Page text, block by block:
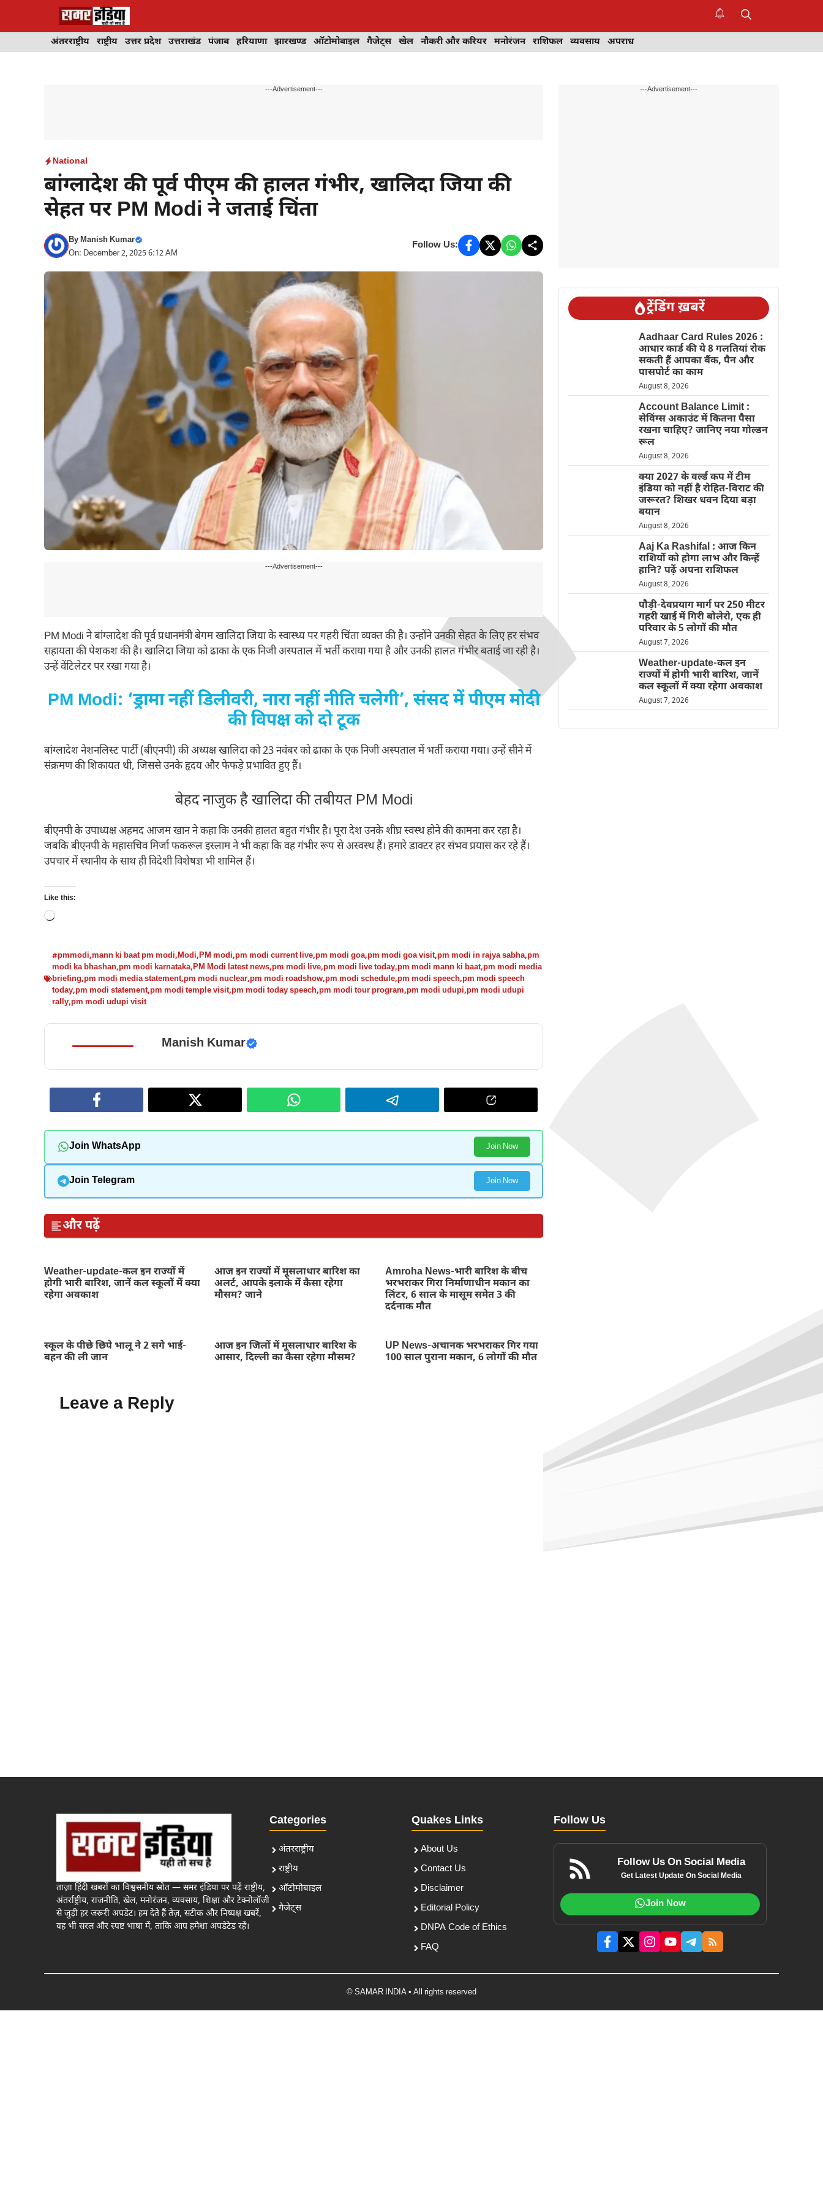
अंतरराष्ट्रीय राष्ट्रीय उत्तर प्रदेश उत्तराखंड पंजाब हरियाणा झारखण्ड ऑटोमोबाइल गैजेट्स खेल नौकरी और करियर मनोरंजन राशिफल व्यवसाय अपराध
---Advertisement---
National
बांग्लादेश की पूर्व पीएम की हालत गंभीर, खालिदा जिया की
सेहत पर PM Modi ने जताई चिंता
ByManish Kumar
On: December 2, 2025 6:12 AM
Follow Us:
---Advertisement---
PM Modi ने बांग्लादेश की पूर्व प्रधानमंत्री बेगम खालिदा जिया के स्वास्थ्य पर गहरी चिंता व्यक्त की है। उन्होंने उनकी सेहत के लिए हर संभव
सहायता की पेशकश की है। खालिदा जिया को ढाका के एक निजी अस्पताल में भर्ती कराया गया है और उनकी हालत गंभीर बताई जा रही है।
उन्हें वेंटिलेटर पर रखा गया है।
PM Modi: ‘ड्रामा नहीं डिलीवरी, नारा नहीं नीति चलेगी’, संसद में पीएम मोदी
की विपक्ष को दो टूक
बांग्लादेश नेशनलिस्ट पार्टी (बीएनपी) की अध्यक्ष खालिदा को 23 नवंबर को ढाका के एक निजी अस्पताल में भर्ती कराया गया। उन्हें सीने में
संक्रमण की शिकायत थी, जिससे उनके हृदय और फेफड़े प्रभावित हुए हैं।
बेहद नाजुक है खालिदा की तबीयत PM Modi
बीएनपी के उपाध्यक्ष अहमद आजम खान ने कहा कि उनकी हालत बहुत गंभीर है। पूरा देश उनके शीघ्र स्वस्थ होने की कामना कर रहा है।
जबकि बीएनपी के महासचिव मिर्जा फकरूल इस्लाम ने भी कहा कि वह गंभीर रूप से अस्वस्थ हैं। हमारे डाक्टर हर संभव प्रयास कर रहे हैं।
उपचार में स्थानीय के साथ ही विदेशी विशेषज्ञ भी शामिल हैं।
Like this:
Loading…
#pmmodi,mann ki baat pm modi,Modi,PM modi,pm modi current live,pm modi goa,pm modi goa visit,pm modi in rajya sabha,pm
modi ka bhashan,pm modi karnataka,PM Modi latest news,pm modi live,pm modi live today,pm modi mann ki baat,pm modi media
briefing,pm modi media statement,pm modi nuclear,pm modi roadshow,pm modi schedule,pm modi speech,pm modi speech
today,pm modi statement,pm modi temple visit,pm modi today speech,pm modi tour program,pm modi udupi,pm modi udupi
rally,pm modi udupi visit
Manish Kumar
Join WhatsApp Join Now
Join Telegram Join Now
और पढ़ें
Weather-update-कल इन राज्यों में
होगी भारी बारिश, जानें कल स्कूलों में क्या
रहेगा अवकाश
आज इन राज्यों में मूसलाधार बारिश का
अलर्ट, आपके इलाके में कैसा रहेगा
मौसम? जाने
Amroha News-भारी बारिश के बीच
भरभराकर गिरा निर्माणाधीन मकान का
लिंटर, 6 साल के मासूम समेत 3 की
दर्दनाक मौत
स्कूल के पीछे छिपे भालू ने 2 सगे भाई-
बहन की ली जान
आज इन जिलों में मूसलाधार बारिश के
आसार, दिल्ली का कैसा रहेगा मौसम?
UP News-अचानक भरभराकर गिर गया
100 साल पुराना मकान, 6 लोगों की मौत
Leave a Reply
---Advertisement---
ट्रेंडिंग ख़बरें
Aadhaar Card Rules 2026 :
आधार कार्ड की ये 8 गलतियां रोक
सकती हैं आपका बैंक, पैन और
पासपोर्ट का काम
August 8, 2026
Account Balance Limit :
सेविंग्स अकाउंट में कितना पैसा
रखना चाहिए? जानिए नया गोल्डन
रूल
August 8, 2026
क्या 2027 के वर्ल्ड कप में टीम
इंडिया को नहीं है रोहित-विराट की
जरूरत? शिखर धवन दिया बड़ा
बयान
August 8, 2026
Aaj Ka Rashifal : आज किन
राशियों को होगा लाभ और किन्हें
हानि? पढ़ें अपना राशिफल
August 8, 2026
पौड़ी-देवप्रयाग मार्ग पर 250 मीटर
गहरी खाई में गिरी बोलेरो, एक ही
परिवार के 5 लोगों की मौत
August 7, 2026
Weather-update-कल इन
राज्यों में होगी भारी बारिश, जानें
कल स्कूलों में क्या रहेगा अवकाश
August 7, 2026
ताज़ा हिंदी खबरों का विश्वसनीय स्रोत — समर इंडिया पर पढ़ें राष्ट्रीय,
अंतर्राष्ट्रीय, राजनीति, खेल, मनोरंजन, व्यवसाय, शिक्षा और टेक्नोलॉजी
से जुड़ी हर जरूरी अपडेट। हम देते हैं तेज़, सटीक और निष्पक्ष खबरें,
वह भी सरल और स्पष्ट भाषा में, ताकि आप हमेशा अपडेटेड रहें।
Categories
अंतरराष्ट्रीय
राष्ट्रीय
ऑटोमोबाइल
गैजेट्स
Quakes Links
About Us
Contact Us
Disclaimer
Editorial Policy
DNPA Code of Ethics
FAQ
Follow Us
Follow Us On Social Media
Get Latest Update On Social Media
Join Now
© SAMAR INDIA • All rights reserved